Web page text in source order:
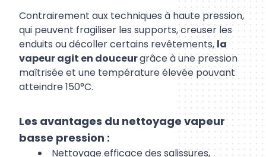
Contrairement aux techniques à hautepression,
qui peuvent fragiliser les supports,creuser les
enduits oudécollercertains revêtements,la
vapeuragit en douceurgrâceàunepression
maîtriséeet une températureélevée pouvant
atteindre150°C.
Les avantages du nettoyage vapeur
basse pression :
Nettoyageefficacedes salissures,